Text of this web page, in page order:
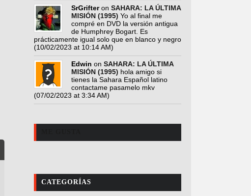
SrGrifteron SAHARA: LA ÚLTIMA
MISIÓN (1995) Yo al final me
compré en DVD la versión antigua
de Humphrey Bogart. Es
prácticamente igual solo que en blanco y negro
(10/02/2023 at 10:14 AM)
Edwin on SAHARA: LA ÚLTIMA
MISIÓN (1995) hola amigo si
tienes la Sahara Español latino
contactame pasamelo mkv
(07/02/2023 at 3:34 AM)
CATEGORÍAS